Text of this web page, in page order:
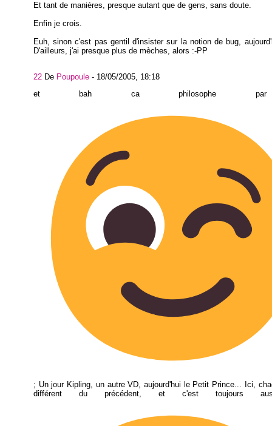
Et tant de manières, presque autant que de gens, sans doute.
Enfin je crois.
Euh, sinon c'est pas gentil d'insister sur la notion de bug,
D'ailleurs, j'ai presque plus de mèches, alors :-PP
22 De Poupoule - 18/05/2005, 18:18
et bah ca philosophe
; Un jour Kipling, un autre VD, aujourd'hui le Petit Prince... Ici,
différent du précédent, et c'est toujours